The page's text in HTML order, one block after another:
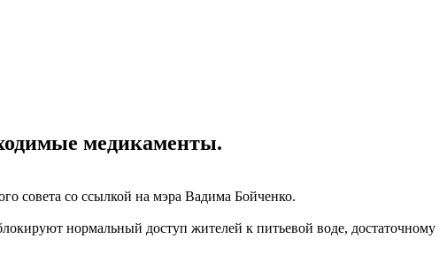
медикаменты.
совета со ссылкой на мэра Вадима Бойченко.
нормальный доступ жителей к питьевой воде, достаточному